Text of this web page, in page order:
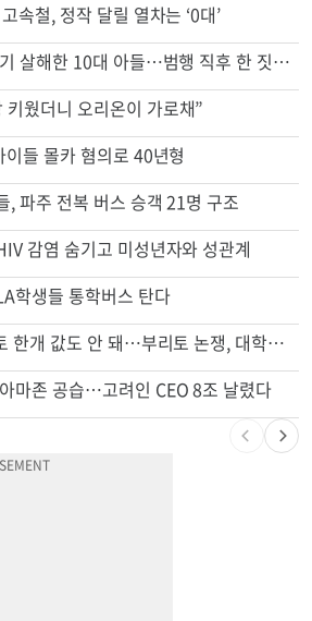
속철, 정작 달릴 열차는 ‘0대’
말다툼 중 엄마 흉기 살해한 10대 아들…범행 직후 한 짓 충격
키웠더니 오리온이 가로채”
들 몰카 혐의로 40년형
, 파주 전복 버스 승객 21명 구조
감염 숨기고 미성년자와 성관계
학생들 통학버스 탄다
1시간 시급, 부리토 한개 값도 안 돼…부리토 논쟁, 대학생들 하소연
마존 공습…고려인 CEO 8조 날렸다